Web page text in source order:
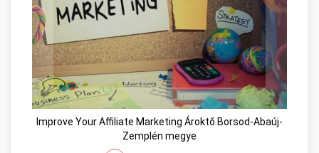
Improve Your Affiliate Marketing Ároktő Borsod-Abaúj-
Zemplén megye